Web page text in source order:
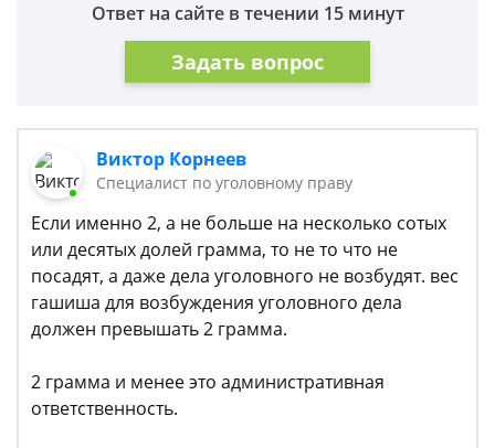
Ответ на сайте в течении 15 минут
Задать вопрос
Виктор Корнеев
Cпециалист по уголовному праву
Если именно 2, а не больше на несколько сотых
или десятых долей грамма, то не то что не
посадят, а даже дела уголовного не возбудят. вес
гашиша для возбуждения уголовного дела
должен превышать 2 грамма.
2 грамма и менее это административная
ответственность.